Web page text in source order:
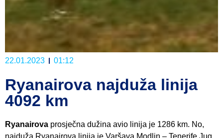
22.01.2023 01:12
Ryanairova najduža linija
4092 km
Ryanairova prosječna dužina avio linija je 1286 km. No,
najduža Ryanairova linija je Varšava Modlin – Tenerife Jug